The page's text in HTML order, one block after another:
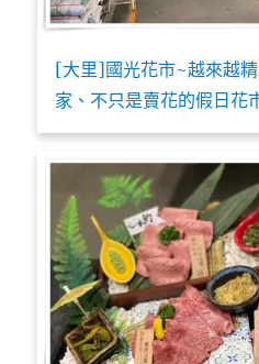
[大里]國光花市~越來越
家、不只是賣花的假日花